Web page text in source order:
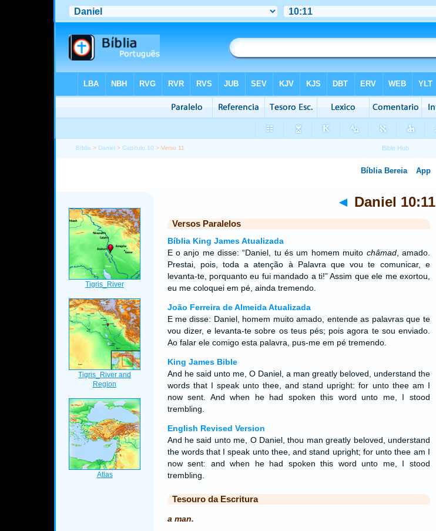
Bíblia > Daniel >Capítulo 10 > Verso 11
◄ Daniel 10:11
Versos Paralelos
Bíblia King James Atualizada
E o anjo me disse: “Daniel, tu és um homem muito châmad, amado.
Prestai, pois, toda a atenção à Palavra que vou te comunicar, e
levanta-te, porquanto eu fui mandado a ti!” Assim que ele me exortou,
eu me coloquei em pé, ainda tremendo.
João Ferreira de Almeida Atualizada
E me disse: Daniel, homem muito amado, entende as palavras que te
vou dizer, e levanta-te sobre os teus pés; pois agora te sou enviado.
Ao falar ele comigo esta palavra, pus-me em pé tremendo.
King James Bible
And he said unto me, O Daniel, a man greatly beloved, understand the
words that I speak unto thee, and stand upright: for unto thee am I
now sent. And when he had spoken this word unto me, I stood
trembling.
English Revised Version
And he said unto me, O Daniel, thou man greatly beloved, understand
the words that I speak unto thee, and stand upright; for unto thee am I
now sent: and when he had spoken this word unto me, I stood
trembling.
Tesouro da Escritura
a man.